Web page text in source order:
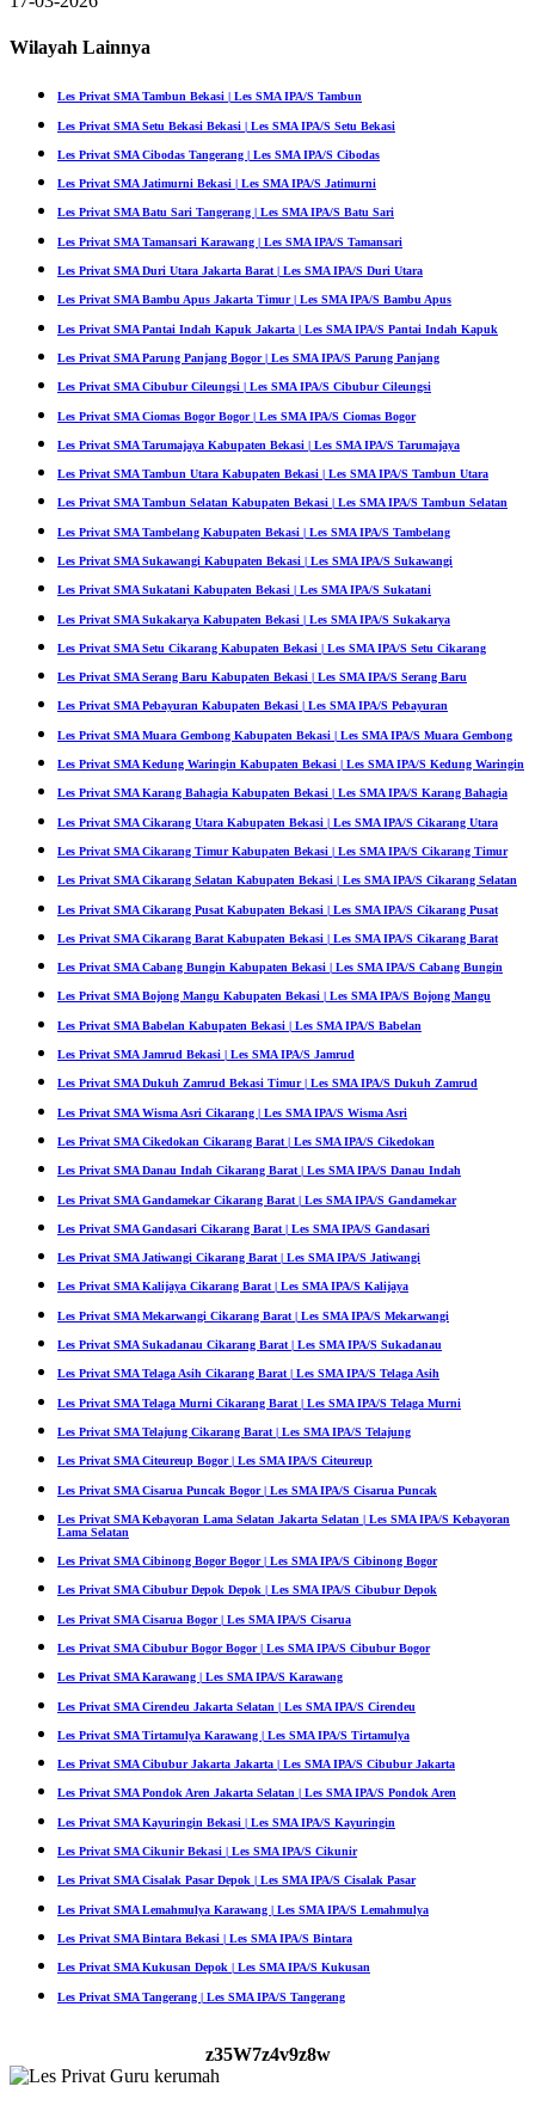
Wilayah Lainnya
Les Privat SMA Tambun Bekasi | Les SMA IPA/S Tambun
Les Privat SMA Setu Bekasi Bekasi | Les SMA IPA/S Setu Bekasi
Les Privat SMA Cibodas Tangerang | Les SMA IPA/S Cibodas
Les Privat SMA Jatimurni Bekasi | Les SMA IPA/S Jatimurni
Les Privat SMA Batu Sari Tangerang | Les SMA IPA/S Batu Sari
Les Privat SMA Tamansari Karawang | Les SMA IPA/S Tamansari
Les Privat SMA Duri Utara Jakarta Barat | Les SMA IPA/S Duri Utara
Les Privat SMA Bambu Apus Jakarta Timur | Les SMA IPA/S Bambu Apus
Les Privat SMA Pantai Indah Kapuk Jakarta | Les SMA IPA/S Pantai Indah Kapuk
Les Privat SMA Parung Panjang Bogor | Les SMA IPA/S Parung Panjang
Les Privat SMA Cibubur Cileungsi | Les SMA IPA/S Cibubur Cileungsi
Les Privat SMA Ciomas Bogor Bogor | Les SMA IPA/S Ciomas Bogor
Les Privat SMA Tarumajaya Kabupaten Bekasi | Les SMA IPA/S Tarumajaya
Les Privat SMA Tambun Utara Kabupaten Bekasi | Les SMA IPA/S Tambun Utara
Les Privat SMA Tambun Selatan Kabupaten Bekasi | Les SMA IPA/S Tambun Selatan
Les Privat SMA Tambelang Kabupaten Bekasi | Les SMA IPA/S Tambelang
Les Privat SMA Sukawangi Kabupaten Bekasi | Les SMA IPA/S Sukawangi
Les Privat SMA Sukatani Kabupaten Bekasi | Les SMA IPA/S Sukatani
Les Privat SMA Sukakarya Kabupaten Bekasi | Les SMA IPA/S Sukakarya
Les Privat SMA Setu Cikarang Kabupaten Bekasi | Les SMA IPA/S Setu Cikarang
Les Privat SMA Serang Baru Kabupaten Bekasi | Les SMA IPA/S Serang Baru
Les Privat SMA Pebayuran Kabupaten Bekasi | Les SMA IPA/S Pebayuran
Les Privat SMA Muara Gembong Kabupaten Bekasi | Les SMA IPA/S Muara Gembong
Les Privat SMA Kedung Waringin Kabupaten Bekasi | Les SMA IPA/S Kedung Waringin
Les Privat SMA Karang Bahagia Kabupaten Bekasi | Les SMA IPA/S Karang Bahagia
Les Privat SMA Cikarang Utara Kabupaten Bekasi | Les SMA IPA/S Cikarang Utara
Les Privat SMA Cikarang Timur Kabupaten Bekasi | Les SMA IPA/S Cikarang Timur
Les Privat SMA Cikarang Selatan Kabupaten Bekasi | Les SMA IPA/S Cikarang Selatan
Les Privat SMA Cikarang Pusat Kabupaten Bekasi | Les SMA IPA/S Cikarang Pusat
Les Privat SMA Cikarang Barat Kabupaten Bekasi | Les SMA IPA/S Cikarang Barat
Les Privat SMA Cabang Bungin Kabupaten Bekasi | Les SMA IPA/S Cabang Bungin
Les Privat SMA Bojong Mangu Kabupaten Bekasi | Les SMA IPA/S Bojong Mangu
Les Privat SMA Babelan Kabupaten Bekasi | Les SMA IPA/S Babelan
Les Privat SMA Jamrud Bekasi | Les SMA IPA/S Jamrud
Les Privat SMA Dukuh Zamrud Bekasi Timur | Les SMA IPA/S Dukuh Zamrud
Les Privat SMA Wisma Asri Cikarang | Les SMA IPA/S Wisma Asri
Les Privat SMA Cikedokan Cikarang Barat | Les SMA IPA/S Cikedokan
Les Privat SMA Danau Indah Cikarang Barat | Les SMA IPA/S Danau Indah
Les Privat SMA Gandamekar Cikarang Barat | Les SMA IPA/S Gandamekar
Les Privat SMA Gandasari Cikarang Barat | Les SMA IPA/S Gandasari
Les Privat SMA Jatiwangi Cikarang Barat | Les SMA IPA/S Jatiwangi
Les Privat SMA Kalijaya Cikarang Barat | Les SMA IPA/S Kalijaya
Les Privat SMA Mekarwangi Cikarang Barat | Les SMA IPA/S Mekarwangi
Les Privat SMA Sukadanau Cikarang Barat | Les SMA IPA/S Sukadanau
Les Privat SMA Telaga Asih Cikarang Barat | Les SMA IPA/S Telaga Asih
Les Privat SMA Telaga Murni Cikarang Barat | Les SMA IPA/S Telaga Murni
Les Privat SMA Telajung Cikarang Barat | Les SMA IPA/S Telajung
Les Privat SMA Citeureup Bogor | Les SMA IPA/S Citeureup
Les Privat SMA Cisarua Puncak Bogor | Les SMA IPA/S Cisarua Puncak
Les Privat SMA Kebayoran Lama Selatan Jakarta Selatan | Les SMA IPA/S Kebayoran
Lama Selatan
Les Privat SMA Cibinong Bogor Bogor | Les SMA IPA/S Cibinong Bogor
Les Privat SMA Cibubur Depok Depok | Les SMA IPA/S Cibubur Depok
Les Privat SMA Cisarua Bogor | Les SMA IPA/S Cisarua
Les Privat SMA Cibubur Bogor Bogor | Les SMA IPA/S Cibubur Bogor
Les Privat SMA Karawang | Les SMA IPA/S Karawang
Les Privat SMA Cirendeu Jakarta Selatan | Les SMA IPA/S Cirendeu
Les Privat SMA Tirtamulya Karawang | Les SMA IPA/S Tirtamulya
Les Privat SMA Cibubur Jakarta Jakarta | Les SMA IPA/S Cibubur Jakarta
Les Privat SMA Pondok Aren Jakarta Selatan | Les SMA IPA/S Pondok Aren
Les Privat SMA Kayuringin Bekasi | Les SMA IPA/S Kayuringin
Les Privat SMA Cikunir Bekasi | Les SMA IPA/S Cikunir
Les Privat SMA Cisalak Pasar Depok | Les SMA IPA/S Cisalak Pasar
Les Privat SMA Lemahmulya Karawang | Les SMA IPA/S Lemahmulya
Les Privat SMA Bintara Bekasi | Les SMA IPA/S Bintara
Les Privat SMA Kukusan Depok | Les SMA IPA/S Kukusan
Les Privat SMA Tangerang | Les SMA IPA/S Tangerang
z35W7z4v9z8w